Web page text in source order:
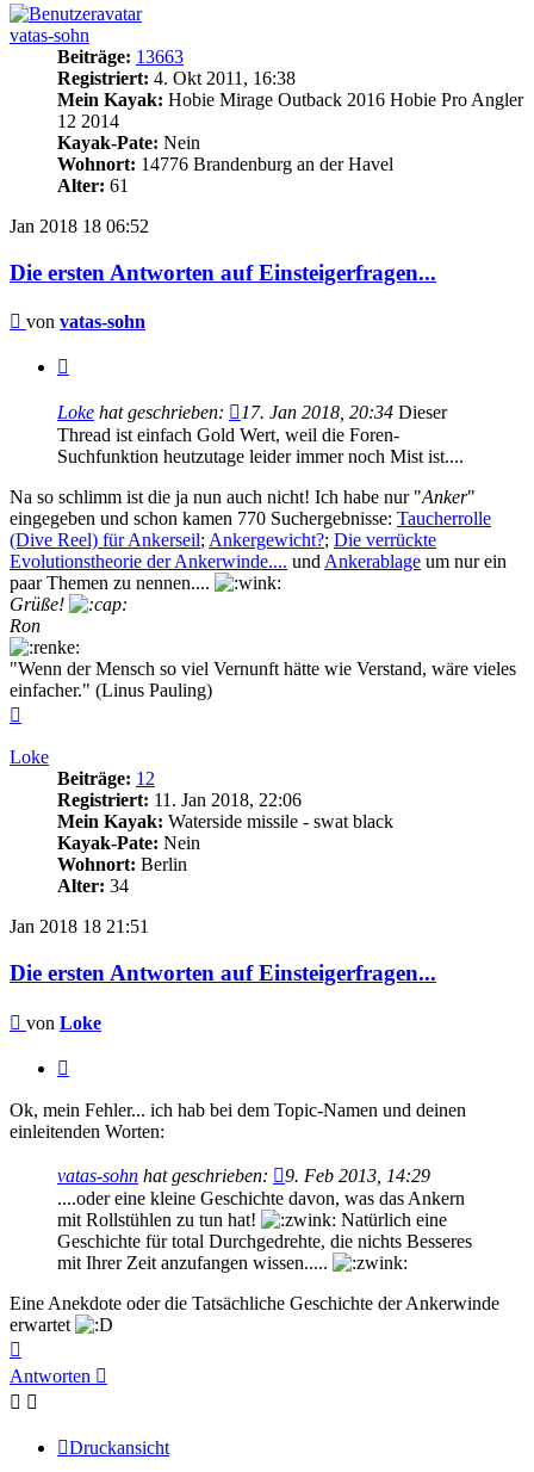
vatas-sohn
Beiträge: 13663
Registriert: 4. Okt 2011, 16:38
Mein Kayak: Hobie Mirage Outback 2016 Hobie Pro Angler
12 2014
Kayak-Pate: Nein
Wohnort: 14776 Brandenburg an der Havel
Alter: 61
Jan 2018 18 06:52
Die ersten Antworten auf Einsteigerfragen...
Beitrag
von vatas-sohn
Loke hat geschrieben: 17. Jan 2018, 20:34 Dieser
Thread ist einfach Gold Wert, weil die Foren-
Suchfunktion heutzutage leider immer noch Mist ist....
Na so schlimm ist die ja nun auch nicht! Ich habe nur "Anker"
eingegeben und schon kamen 770 Suchergebnisse: Taucherrolle
(Dive Reel) für Ankerseil; Ankergewicht?; Die verrückte
Evolutionstheorie der Ankerwinde.... und Ankerablage um nur ein
paar Themen zu nennen....
Grüße!
Ron
"Wenn der Mensch so viel Vernunft hätte wie Verstand, wäre vieles
einfacher." (Linus Pauling)
Loke
Beiträge: 12
Registriert: 11. Jan 2018, 22:06
Mein Kayak: Waterside missile - swat black
Kayak-Pate: Nein
Wohnort: Berlin
Alter: 34
Jan 2018 18 21:51
Die ersten Antworten auf Einsteigerfragen...
Beitrag
von Loke
Ok, mein Fehler... ich hab bei dem Topic-Namen und deinen
einleitenden Worten:
vatas-sohn hat geschrieben:
9. Feb 2013, 14:29
....oder eine kleine Geschichte davon, was das Ankern
mit Rollstühlen zu tun hat!
Natürlich eine
Geschichte für total Durchgedrehte, die nichts Besseres
mit Ihrer Zeit anzufangen wissen.....
Eine Anekdote oder die Tatsächliche Geschichte der Ankerwinde
erwartet
oben
Antworten
Druckansicht